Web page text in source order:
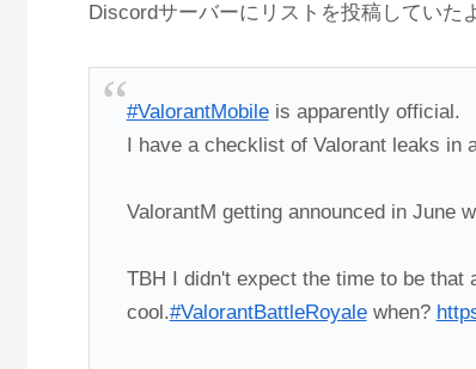
Discordサーバーにリストを投稿していた
#ValorantMobileis apparently official.
I have a checklist of Valorant leaks in
ValorantM getting announced in June
TBH I didn't expect the time to be
cool.#ValorantBattleRoyalewhen?